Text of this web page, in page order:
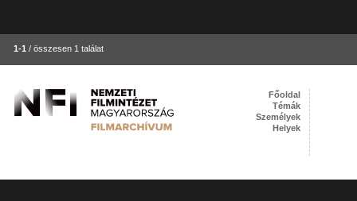
1-1 / összesen 1 találat
Főoldal
Témák
Személyek
Helyek